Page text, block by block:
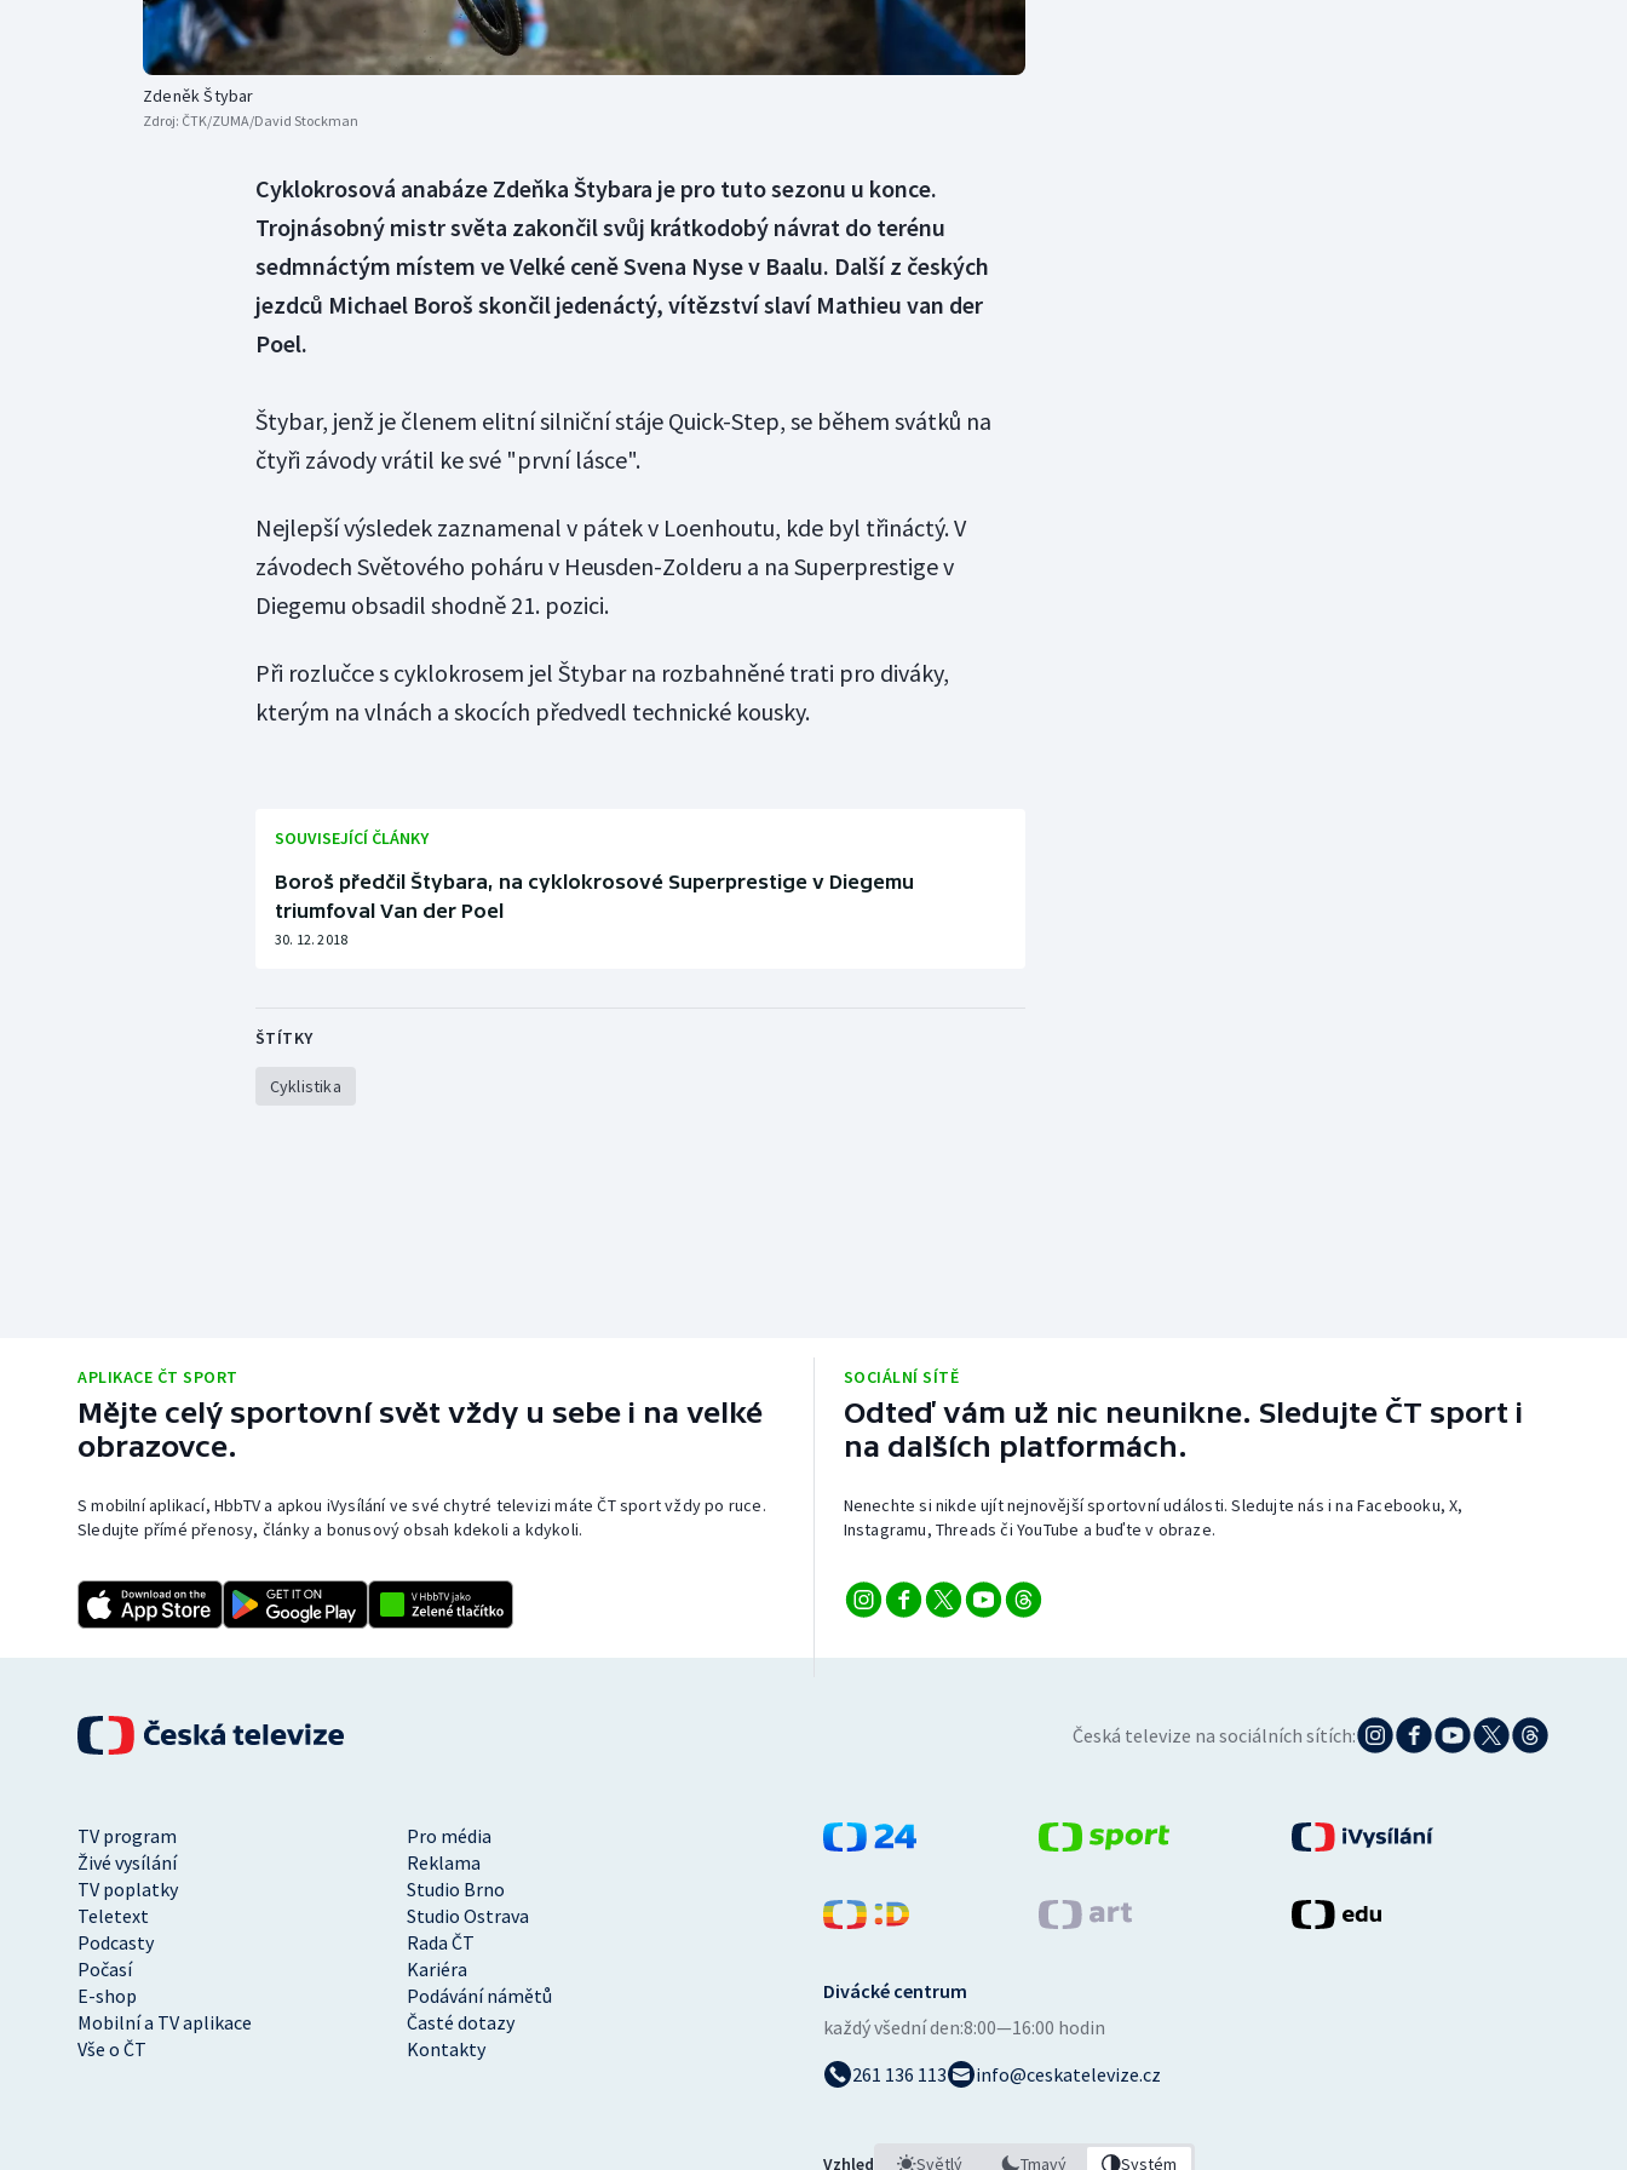
Zdeněk Štybar
Zdroj: ČTK/ZUMA/David Stockman
Cyklokrosová anabáze Zdeňka Štybara je pro tuto sezonu u konce.
Trojnásobný mistr světa zakončil svůj krátkodobý návrat do terénu
sedmnáctým místem ve Velké ceně Svena Nyse v Baalu. Další z českých
jezdců Michael Boroš skončil jedenáctý, vítězství slaví Mathieu van der
Poel.
Štybar, jenž je členem elitní silniční stáje Quick-Step, se během svátků na
čtyři závody vrátil ke své "první lásce".
Nejlepší výsledek zaznamenal v pátek v Loenhoutu, kde byl třináctý. V
závodech Světového poháru v Heusden-Zolderu a na Superprestige v
Diegemu obsadil shodně 21. pozici.
Při rozlučce s cyklokrosem jel Štybar na rozbahněné trati pro diváky,
kterým na vlnách a skocích předvedl technické kousky.
SOUVISEJÍCÍ ČLÁNKY
Boroš předčil Štybara, na cyklokrosové Superprestige v Diegemu
triumfoval Van der Poel
30. 12. 2018
ŠTÍTKY
Cyklistika
APLIKACE ČT SPORT
Mějte celý sportovní svět vždy u sebe i na velké
obrazovce.
S mobilní aplikací, HbbTV a apkou iVysílání ve své chytré televizi máte ČT sport vždy po ruce.
Sledujte přímé přenosy, články a bonusový obsah kdekoli a kdykoli.
SOCIÁLNÍ SÍTĚ
Odteď vám už nic neunikne. Sledujte ČT sport i
na dalších platformách.
Nenechte si nikde ujít nejnovější sportovní události. Sledujte nás i na Facebooku, X,
Instagramu, Threads či YouTube a buďte v obraze.
Česká televize na sociálních sítích:
TV program
Pro média
Živé vysílání
Reklama
TV poplatky
Studio Brno
Teletext
Studio Ostrava
Podcasty
Rada ČT
Počasí
Kariéra
E-shop
Podávání námětů
Mobilní a TV aplikace
Časté dotazy
Vše o ČT
Kontakty
Divácké centrum
každý všední den:8:00—16:00 hodin
261 136 113
info@ceskatelevize.cz
Vzhled Světlý Tmavý Systém